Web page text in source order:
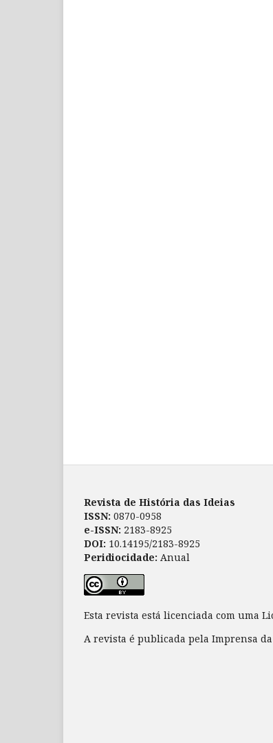
Revista de História das Ideias
ISSN: 0870-0958
e-ISSN: 2183-8925
DOI: 10.14195/2183-8925
Peridiocidade: Anual
Esta revista está licenciada com uma
A revista é publicada pela Imprensa